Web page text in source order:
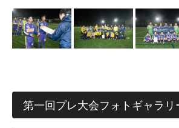
第一回プレ大会フォトギャラリ